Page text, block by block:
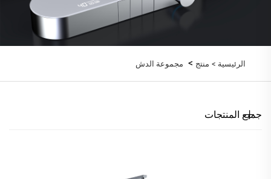
الرئيسية > منتج > مجموعة الدش
جميع المنتجات